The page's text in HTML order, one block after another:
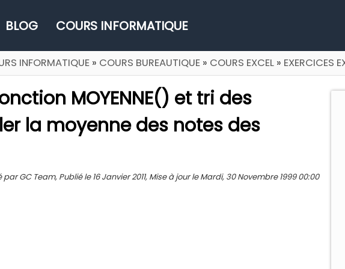
BLOG COURS INFORMATIQUE
INFORMATIQUE » COURS BUREAUTIQUE » COURS EXCEL » EXERCICES
MOYENNE() et tri des
la moyenne des notes des
par GC Team, Publié le 16 Janvier 2011, Mise à jour le Mardi, 30 Novembre 1999 00:00